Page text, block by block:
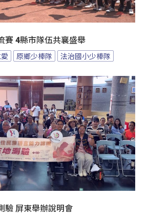
賽 4縣市隊伍共襄盛舉
原鄉少棒隊 法治國小少棒隊
驗 屏東舉辦說明會